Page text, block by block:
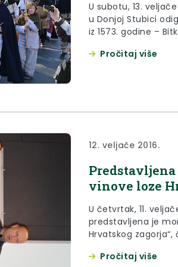
U subotu, 13.
u Donjoj Stubici
iz 1573. godine –
Pročitaj više
12. veljače 2016.
Predstavljena
vinove loze
U četvrtak, 11.
predstavljena je
Hrvatskog
Pročitaj više